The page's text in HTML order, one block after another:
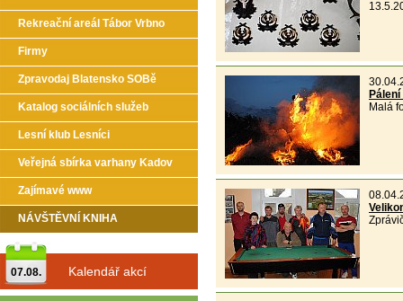
Malá
Rekreační areál Tábor Vrbno
Firmy
Zpravodaj Blatensko SOBě
Katalog sociálních služeb
Lesní klub Lesníci
Veřejná sbírka varhany Kadov
Zajímavé www
NÁVŠTĚVNÍ KNIHA
07.08. Kalendář akcí